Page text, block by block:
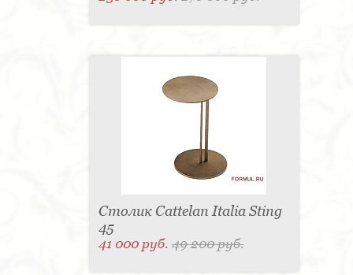
Столик Cattelan Italia Sting
45
41 000 руб.49 200 руб.